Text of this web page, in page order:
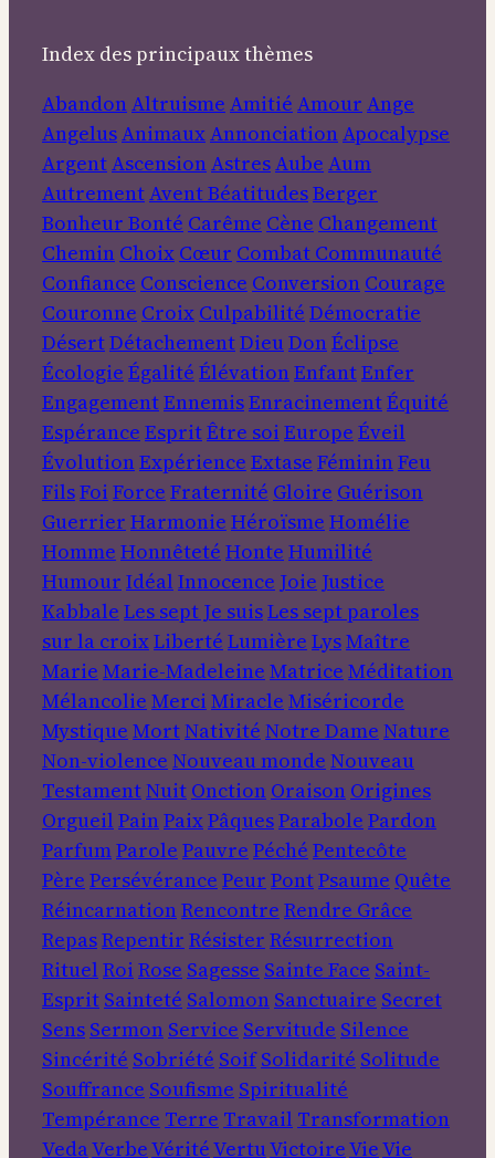
Index des principaux thèmes
AbandonAltruisme Amitié Amour Ange
AngelusAnimauxAnnonciationApocalypse
ArgentAscensionAstresAube Aum
AutrementAventBéatitudesBerger
Bonheur Bonté Carême Cène Changement
Chemin Choix Cœur Combat Communauté
Confiance Conscience Conversion Courage
Couronne Croix Culpabilité Démocratie
DésertDétachementDieuDonÉclipse
Écologie Égalité ÉlévationEnfantEnfer
EngagementEnnemisEnracinementÉquité
Espérance EspritÊtre soi Europe Éveil
ÉvolutionExpérience Extase FémininFeu
FilsFoi Force Fraternité Gloire Guérison
Guerrier Harmonie Héroïsme Homélie
Homme Honnêteté Honte Humilité
Humour Idéal Innocence Joie Justice
Kabbale Les sept Je suisLes sept paroles
sur la croixLiberté Lumière LysMaître
Marie Marie-Madeleine Matrice Méditation
Mélancolie Merci Miracle Miséricorde
Mystique MortNativité Notre Dame Nature
Non-violence Nouveau monde Nouveau
TestamentNuit Onction Oraison Origines
Orgueil PainPaixPâquesParabole Pardon
ParfumParole Pauvre Péché Pentecôte
Père Persévérance Peur PontPsaume Quête
RéincarnationRencontre Rendre Grâce
RepasRepentir Résister Résurrection
Rituel Roi Rose Sagesse Sainte Face Saint-
Esprit Sainteté Salomon Sanctuaire Secret
Sens Sermon Service Servitude Silence
Sincérité Sobriété Soif Solidarité Solitude
Souffrance Soufisme Spiritualité
Tempérance Terre Travail Transformation
VedaVerbeVéritéVertuVictoireVieVie